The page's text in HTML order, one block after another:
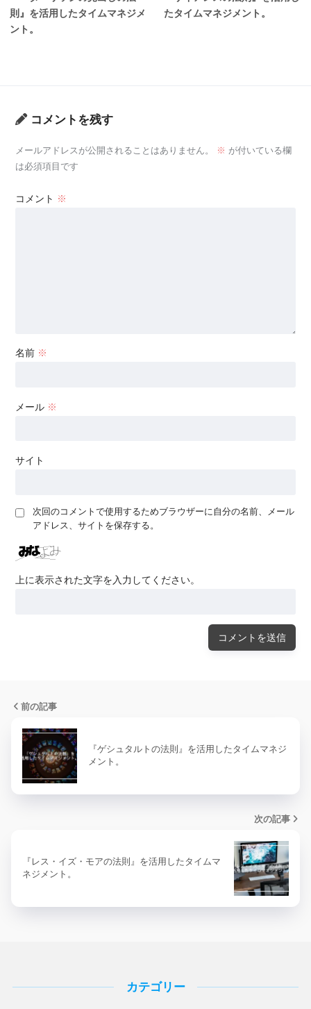
則』を活用したタイムマネジメ
ント。
たタイムマネジメント。
コメントを残す
メールアドレスが公開されることはありません。 ※ が付いている欄
は必須項目です
コメント ※
名前 ※
メール ※
サイト
次回のコメントで使用するためブラウザーに自分の名前、メール
アドレス、サイトを保存する。
上に表示された文字を入力してください。
前の記事
『ゲシュタルトの法則』を活用したタイムマネジ
メント。
次の記事
『レス・イズ・モアの法則』を活用したタイムマ
ネジメント。
カテゴリー